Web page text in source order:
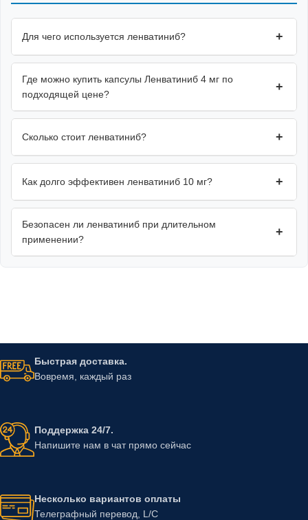
Для чего используется ленватиниб? +
Где можно купить капсулы Ленватиниб 4 мг по
подходящей цене?
+
Сколько стоит ленватиниб? +
Как долго эффективен ленватиниб 10 мг? +
Безопасен ли ленватиниб при длительном
применении?
+
Быстрая доставка.
Вовремя, каждый раз
Поддержка 24/7.
Напишите нам в чат прямо сейчас
Несколько вариантов оплаты
Телеграфный перевод, L/C